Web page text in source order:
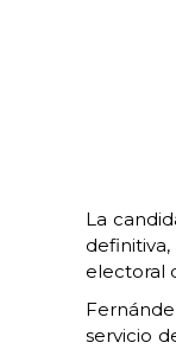
La
electoral
servicio